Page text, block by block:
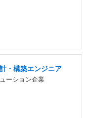
・構築エンジニア
ーション企業